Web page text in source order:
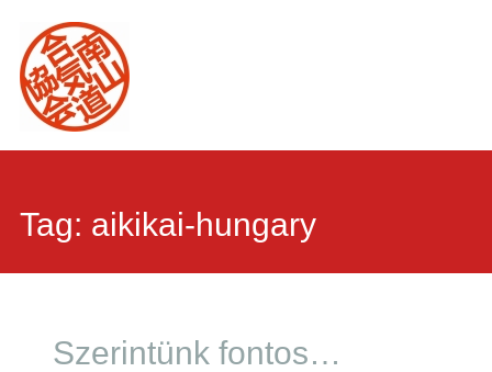
Tag: aikikai-hungary
Szerintünk fontos…